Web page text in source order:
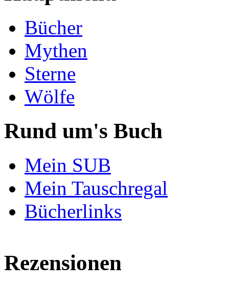
Bücher
Mythen
Sterne
Wölfe
Rund um's Buch
Mein SUB
Mein Tauschregal
Bücherlinks
Rezensionen